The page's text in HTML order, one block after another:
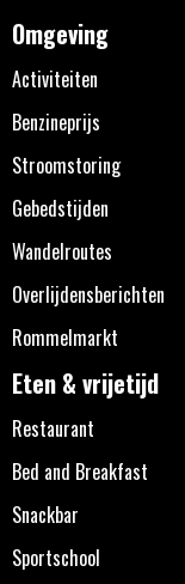
Omgeving
Activiteiten
Benzineprijs
Stroomstoring
Gebedstijden
Wandelroutes
Overlijdensberichten
Rommelmarkt
Eten & vrijetijd
Restaurant
Bed and Breakfast
Snackbar
Sportschool